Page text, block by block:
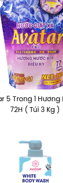
5 Trong 1
72H ( Túi 3 Kg )